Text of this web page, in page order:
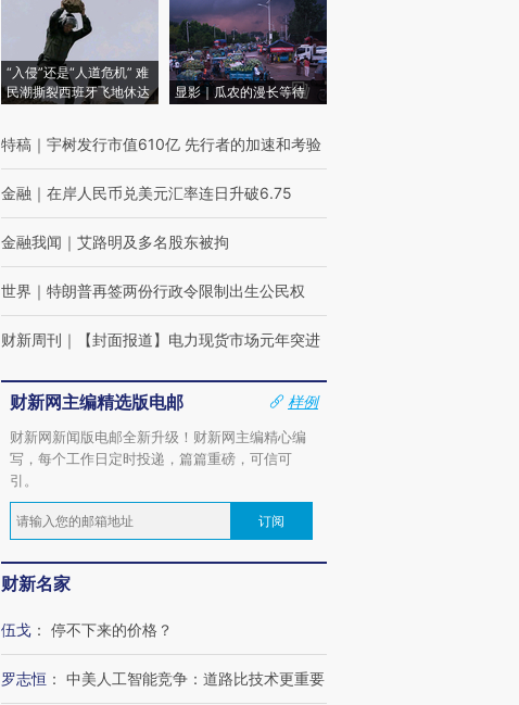
“入侵”还是“人道危机” 难
民潮撕裂西班牙飞地休达
显影｜瓜农的漫长等待
特稿 ｜ 宇树发行市值610亿 先行者的加速和考验
金融 ｜ 在岸人民币兑美元汇率连日升破6.75
金融我闻 ｜ 艾路明及多名股东被拘
世界 ｜ 特朗普再签两份行政令限制出生公民权
财新周刊 ｜ 【封面报道】电力现货市场元年突进
财新网主编精选版电邮
样例
财新网新闻版电邮全新升级！财新网主编精心编
写，每个工作日定时投递，篇篇重磅，可信可
引。
订阅
财新名家
伍戈 ： 停不下来的价格？
罗志恒 ： 中美人工智能竞争：道路比技术更重要